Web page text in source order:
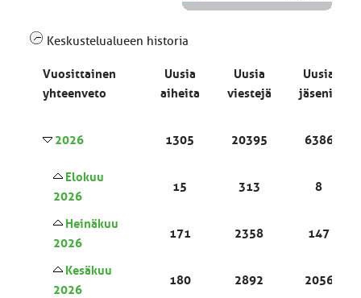
Keskustelualueen historia
Vuosittainen
yhteenveto
Uusia
aiheita
Uusia
viestejä
Uusia
jäseniä
2026 1305 20395 6386
Elokuu
2026
15 313 8
Heinäkuu
2026
171 2358 147
Kesäkuu
2026
180 2892 2056